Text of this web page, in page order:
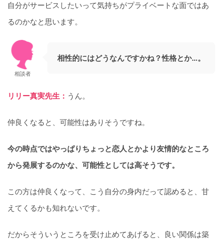
自分がサービスしたいって気持ちがプライベートな面ではあ
るのかなと思います。
相談者
相性的にはどうなんですかね？性格とか…。
リリー真実先生： うん。
仲良くなると、可能性はありそうですね。
今の時点ではやっぱりちょっと恋人とかより友情的なところ
から発展するのかな、可能性としては高そうです。
この方は仲良くなって、こう自分の身内だって認めると、甘
えてくるかも知れないです。
だからそういうところを受け止めてあげると、良い関係は築